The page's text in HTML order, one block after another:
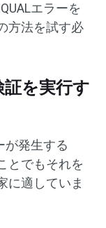
エラーを
方法を試す必
を実行す
が発生する
とでもそれを
に適していま